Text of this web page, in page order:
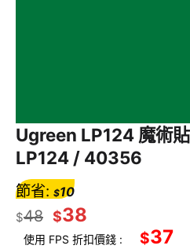
Ugreen LP124 魔術
LP124 / 40356
$48 $38
節省: $10
使用 FPS 折扣價錢 : $37